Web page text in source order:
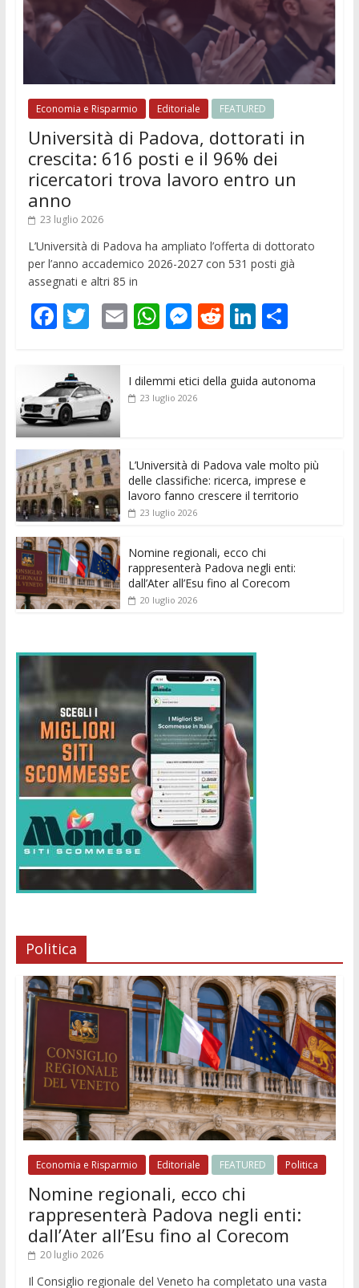
Economia e Risparmio Editoriale FEATURED
Università di Padova, dottorati in
crescita: 616 posti e il 96% dei
ricercatori trova lavoro entro un
anno
23 luglio 2026
L’Università di Padova ha ampliato l’offerta di dottorato
per l’anno accademico 2026-2027 con 531 posti già
assegnati e altri 85 in
F
e
b
o
o
k
T
itt
er
E
ai
l
W
s
p
M
ss
e
er
R
di
Li
e
C
di
I dilemmi etici della guida autonoma
23 luglio 2026
L’Università di Padova vale molto più
delle classifiche: ricerca, imprese e
lavoro fanno crescere il territorio
23 luglio 2026
Nomine regionali, ecco chi
rappresenterà Padova negli enti:
dall’Ater all’Esu fino al Corecom
20 luglio 2026
Politica
Economia e Risparmio Editoriale FEATURED Politica
Nomine regionali, ecco chi
rappresenterà Padova negli enti:
dall’Ater all’Esu fino al Corecom
20 luglio 2026
Il Consiglio regionale del Veneto ha completato una vasta